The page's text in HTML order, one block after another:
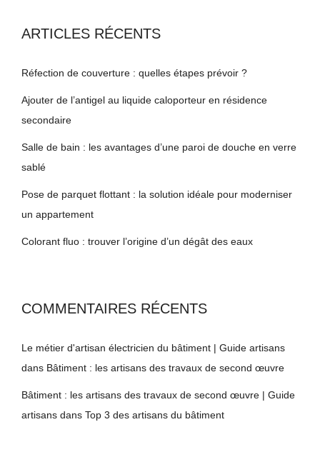
ARTICLES RÉCENTS
Réfection de couverture : quelles étapes prévoir ?
Ajouter de l’antigel au liquide caloporteur en résidence
secondaire
Salle de bain : les avantages d’une paroi de douche en verre
sablé
Pose de parquet flottant : la solution idéale pour moderniser
un appartement
Colorant fluo : trouver l’origine d’un dégât des eaux
COMMENTAIRES RÉCENTS
Le métier d'artisan électricien du bâtiment | Guide artisans
dans Bâtiment : les artisans des travaux de second œuvre
Bâtiment : les artisans des travaux de second œuvre | Guide
artisans dans Top 3 des artisans du bâtiment